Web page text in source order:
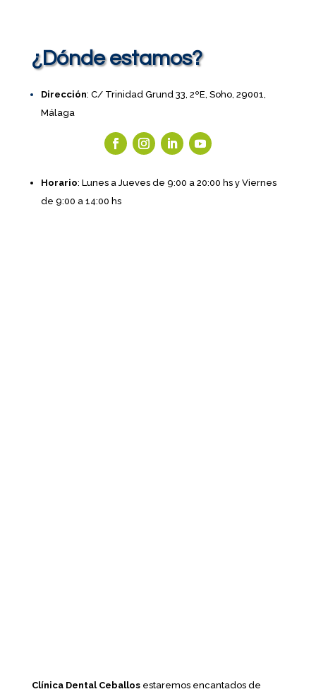
¿Dónde estamos?
Dirección: C/ Trinidad Grund 33, 2ºE, Soho, 29001,
Málaga
Horario: Lunes a Jueves de 9:00 a 20:00 hs y Viernes
de 9:00 a 14:00 hs
Clínica Dental Ceballosestaremos encantados de